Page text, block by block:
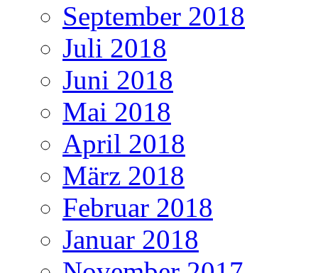
September 2018
Juli 2018
Juni 2018
Mai 2018
April 2018
März 2018
Februar 2018
Januar 2018